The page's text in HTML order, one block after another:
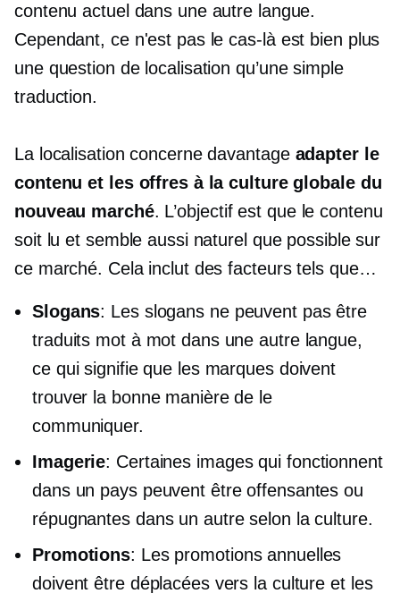
contenu actuel dans une autre langue.
Cependant, ce n'est pas lecas-làest bien plus
une question de localisation qu’une simple
traduction.
La localisation concerne davantage adapter le
contenu et les offres à la culture globale du
nouveau marché. L’objectif est que le contenu
soit lu et semble aussi naturel que possible sur
ce marché. Cela inclut des facteurs tels que…
Slogans: Les slogans ne peuvent pas être
traduits mot à mot dans une autre langue,
ce qui signifie que les marques doivent
trouver la bonne manière de le
communiquer.
Imagerie: Certaines images qui fonctionnent
dans un pays peuvent être offensantes ou
répugnantes dans un autre selon la culture.
Promotions: Les promotions annuelles
doivent être déplacées vers la culture et les